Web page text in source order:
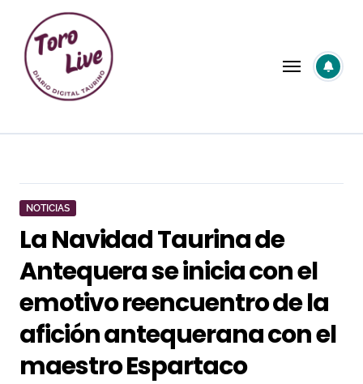
contenido
NOTICIAS
La Navidad Taurina de
Antequera se inicia con el
emotivo reencuentro de la
afición antequerana con el
maestro Espartaco